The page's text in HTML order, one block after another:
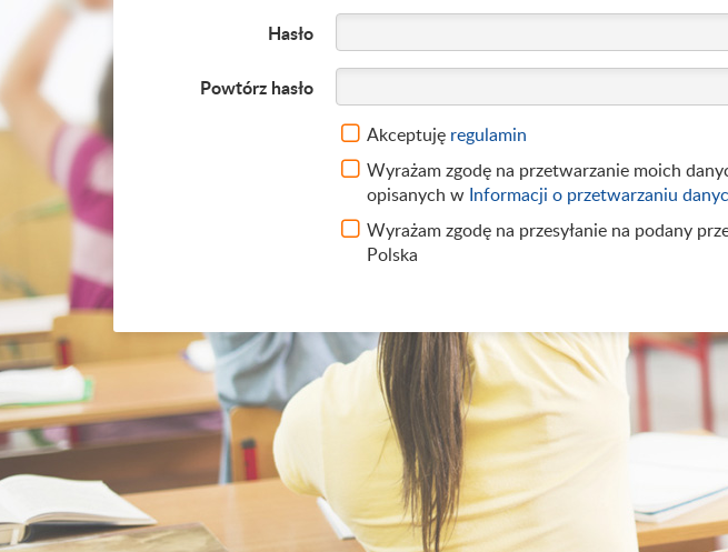
Hasło
Powtórz hasło
Akceptuję regulamin
Wyrażam zgodę na przetwarzanie moich
opisanych w Informacji o przetwarzaniu
Wyrażam zgodę na przesyłanie na podany
Polska